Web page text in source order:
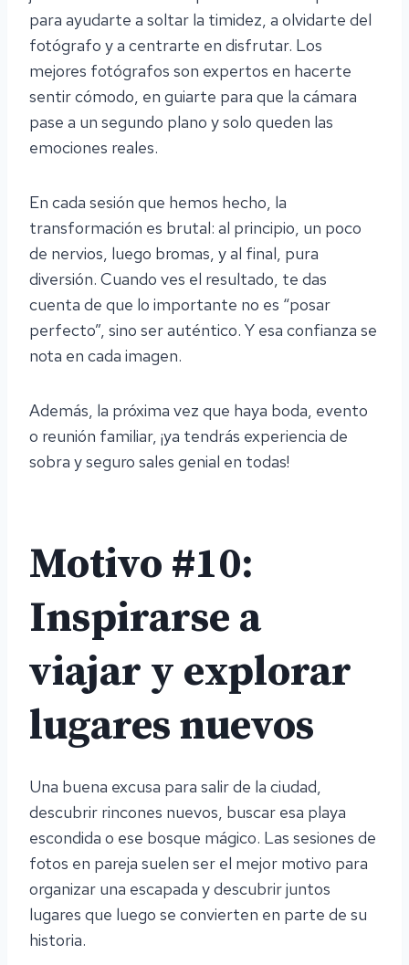
para ayudarte a soltar la timidez, a olvidarte del
fotógrafo y a centrarte en disfrutar. Los
mejores fotógrafos son expertos en hacerte
sentir cómodo, en guiarte para que la cámara
pase a un segundo plano y solo queden las
emociones reales.
En cada sesión que hemos hecho, la
transformación es brutal: al principio, un poco
de nervios, luego bromas, y al final, pura
diversión. Cuando ves el resultado, te das
cuenta de que lo importante no es “posar
perfecto”, sino ser auténtico. Y esa confianza se
nota en cada imagen.
Además, la próxima vez que haya boda, evento
o reunión familiar, ¡ya tendrás experiencia de
sobra y seguro sales genial en todas!
Motivo #10:
Inspirarse a
viajar y explorar
lugares nuevos
Una buena excusa para salir de la ciudad,
descubrir rincones nuevos, buscar esa playa
escondida o ese bosque mágico. Las sesiones de
fotos en pareja suelen ser el mejor motivo para
organizar una escapada y descubrir juntos
lugares que luego se convierten en parte de su
historia.